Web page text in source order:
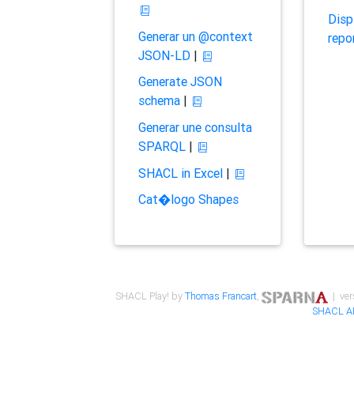
Generar un @context
JSON-LD|
Generate JSON
schema|
Generar une consulta
SPARQL|
SHACL in Excel|
Cat�logo Shapes
SHACL Play! byThomas Francart,
|
SHACL